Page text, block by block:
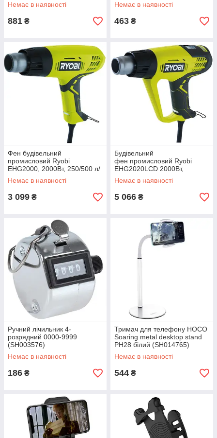
Немає в наявності
881 ₴
Немає в наявності
463 ₴
Фен будівельний
промисловий Ryobi
EHG2000, 2000Вт, 250/500 л/
хв, 400/600°С, 0.7кг
(SHiz16146)
Немає в наявності
3 099 ₴
Будівельний
фен промисловий Ryobi
EHG2020LCD 2000Вт,
250/500л/хв, 50-650С, LCD,
0.8кг (SHiz16147)
Немає в наявності
5 066 ₴
Ручний лічильник 4-
розрядний 0000-9999
(SH003576)
Немає в наявності
186 ₴
Тримач для телефону HOCO
Soaring metal desktop stand
PH28 білий (SH014765)
Немає в наявності
544 ₴